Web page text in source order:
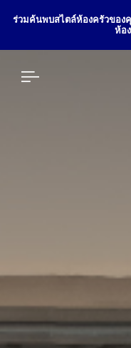
ร่วมค้นพบสไตล์ห้องครัวของ
ห้อ